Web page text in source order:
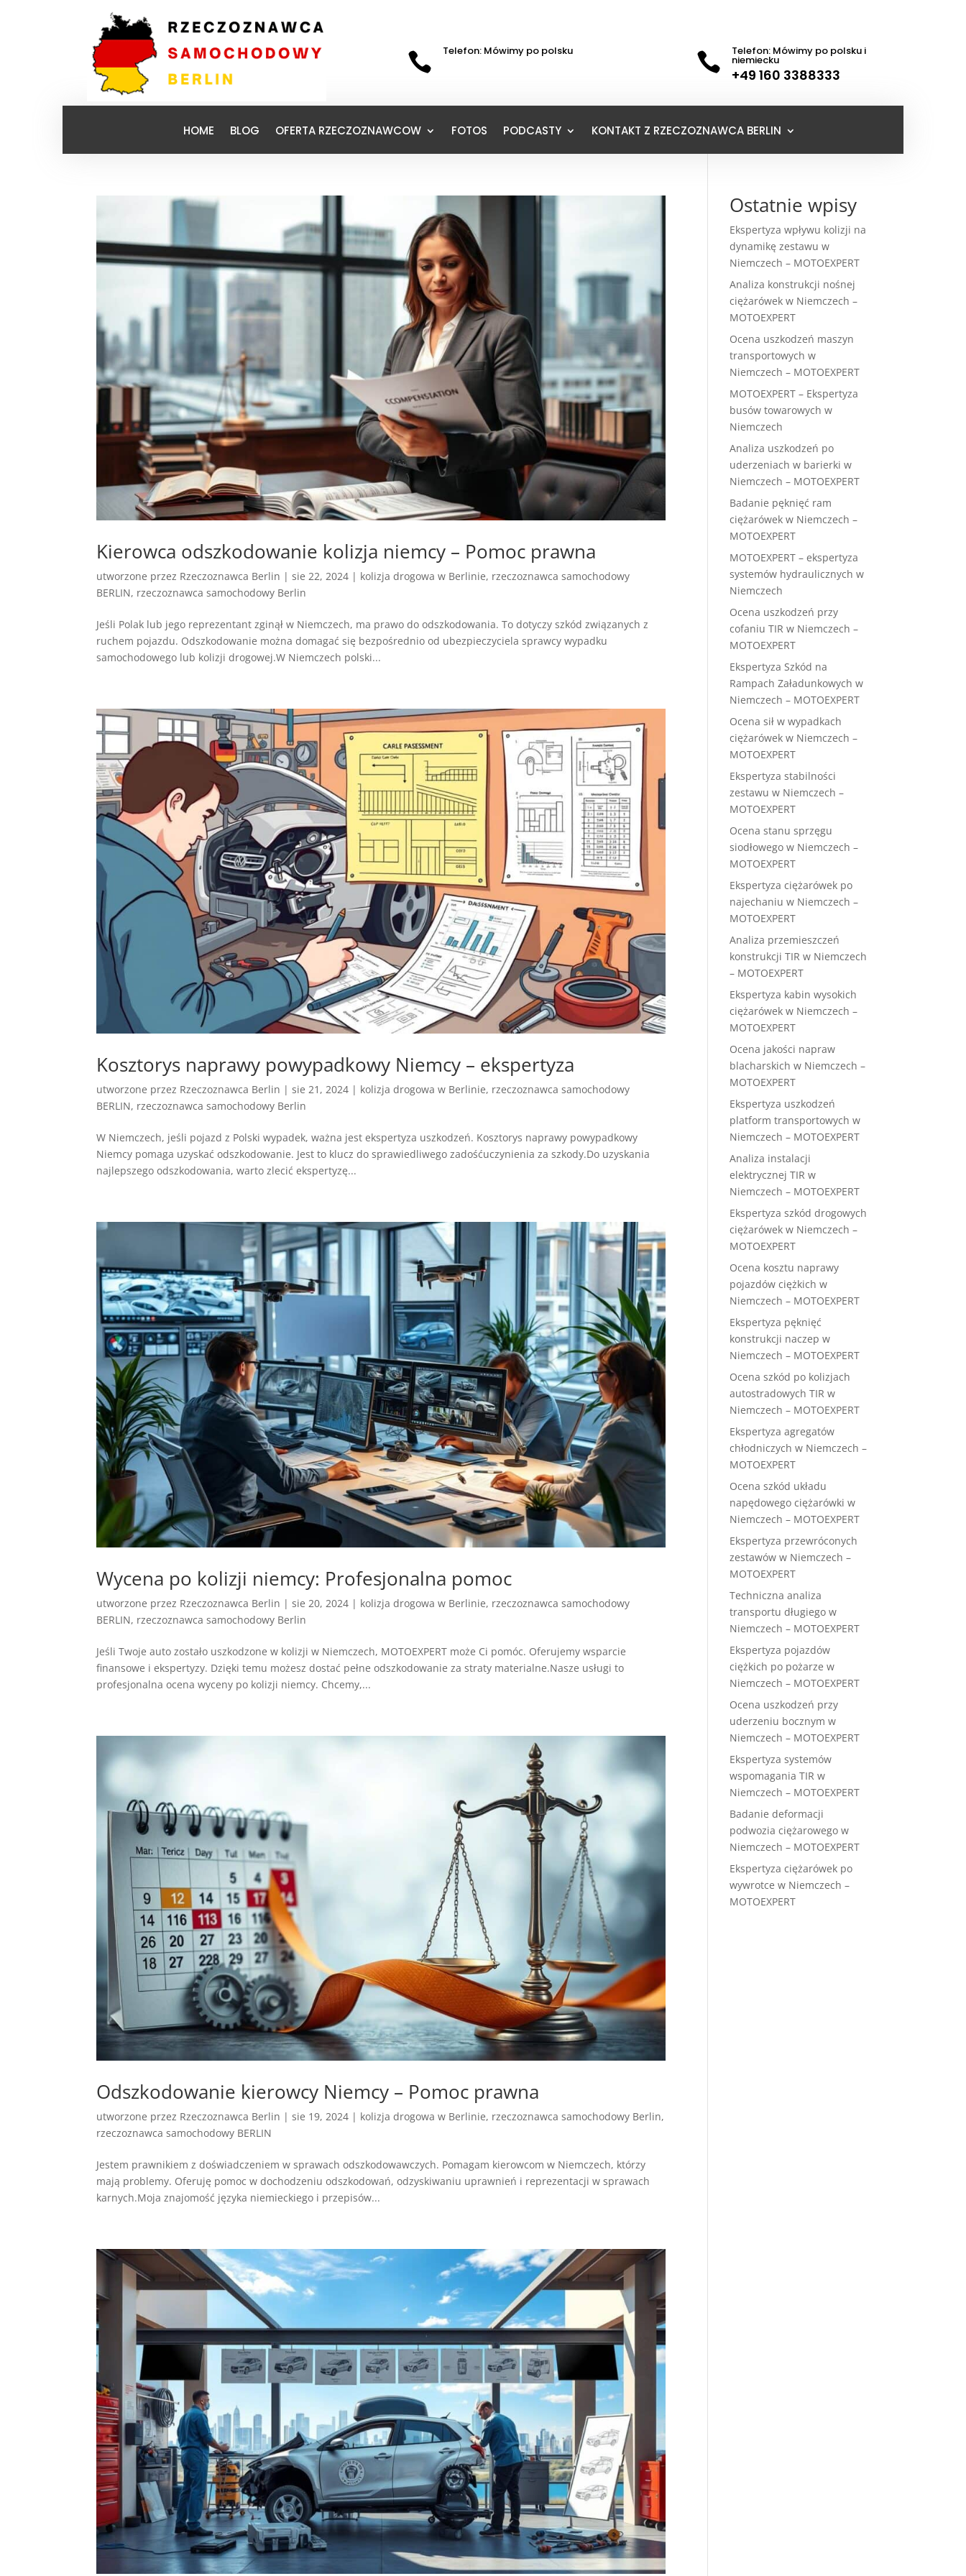
 Telefon: Mówimy po polsku  Telefon: Mówimy po polsku i
niemiecku
+49 160 3388333
HOME BLOG OFERTA RZECZOZNAWCOW FOTOS PODCASTY KONTAKT Z RZECZOZNAWCA BERLIN
Kierowca odszkodowanie kolizja niemcy – Pomoc prawna
utworzone przez Rzeczoznawca Berlin |sie 22, 2024 | kolizja drogowa w Berlinie, rzeczoznawca samochodowy
BERLIN, rzeczoznawca samochodowy Berlin
Jeśli Polak lub jego reprezentant zginął w Niemczech, ma prawo do odszkodowania. To dotyczy szkód związanych z
ruchem pojazdu. Odszkodowanie można domagać się bezpośrednio od ubezpieczyciela sprawcy wypadku
samochodowego lub kolizji drogowej.W Niemczech polski...
Kosztorys naprawy powypadkowy Niemcy – ekspertyza
utworzone przez Rzeczoznawca Berlin |sie 21, 2024 | kolizja drogowa w Berlinie, rzeczoznawca samochodowy
BERLIN, rzeczoznawca samochodowy Berlin
W Niemczech, jeśli pojazd z Polski wypadek, ważna jest ekspertyza uszkodzeń. Kosztorys naprawy powypadkowy
Niemcy pomaga uzyskać odszkodowanie. Jest to klucz do sprawiedliwego zadośćuczynienia za szkody.Do uzyskania
najlepszego odszkodowania, warto zlecić ekspertyzę...
Wycena po kolizji niemcy: Profesjonalna pomoc
utworzone przez Rzeczoznawca Berlin |sie 20, 2024 | kolizja drogowa w Berlinie, rzeczoznawca samochodowy
BERLIN, rzeczoznawca samochodowy Berlin
Jeśli Twoje auto zostało uszkodzone w kolizji w Niemczech, MOTOEXPERT może Ci pomóc. Oferujemy wsparcie
finansowe i ekspertyzy. Dzięki temu możesz dostać pełne odszkodowanie za straty materialne.Nasze usługi to
profesjonalna ocena wyceny po kolizji niemcy. Chcemy,...
Odszkodowanie kierowcy Niemcy – Pomoc prawna
utworzone przez Rzeczoznawca Berlin |sie 19, 2024 | kolizja drogowa w Berlinie, rzeczoznawca samochodowy Berlin,
rzeczoznawca samochodowy BERLIN
Jestem prawnikiem z doświadczeniem w sprawach odszkodowawczych. Pomagam kierowcom w Niemczech, którzy
mają problemy. Oferuję pomoc w dochodzeniu odszkodowań, odzyskiwaniu uprawnień i reprezentacji w sprawach
karnych.Moja znajomość języka niemieckiego i przepisów...
Ostatnie wpisy
Ekspertyza wpływu kolizji na
dynamikę zestawu w
Niemczech – MOTOEXPERT
Analiza konstrukcji nośnej
ciężarówek w Niemczech –
MOTOEXPERT
Ocena uszkodzeń maszyn
transportowych w
Niemczech – MOTOEXPERT
MOTOEXPERT – Ekspertyza
busów towarowych w
Niemczech
Analiza uszkodzeń po
uderzeniach w barierki w
Niemczech – MOTOEXPERT
Badanie pęknięć ram
ciężarówek w Niemczech –
MOTOEXPERT
MOTOEXPERT – ekspertyza
systemów hydraulicznych w
Niemczech
Ocena uszkodzeń przy
cofaniu TIR w Niemczech –
MOTOEXPERT
Ekspertyza Szkód na
Rampach Załadunkowych w
Niemczech – MOTOEXPERT
Ocena sił w wypadkach
ciężarówek w Niemczech –
MOTOEXPERT
Ekspertyza stabilności
zestawu w Niemczech –
MOTOEXPERT
Ocena stanu sprzęgu
siodłowego w Niemczech –
MOTOEXPERT
Ekspertyza ciężarówek po
najechaniu w Niemczech –
MOTOEXPERT
Analiza przemieszczeń
konstrukcji TIR w Niemczech
– MOTOEXPERT
Ekspertyza kabin wysokich
ciężarówek w Niemczech –
MOTOEXPERT
Ocena jakości napraw
blacharskich w Niemczech –
MOTOEXPERT
Ekspertyza uszkodzeń
platform transportowych w
Niemczech – MOTOEXPERT
Analiza instalacji
elektrycznej TIR w
Niemczech – MOTOEXPERT
Ekspertyza szkód drogowych
ciężarówek w Niemczech –
MOTOEXPERT
Ocena kosztu naprawy
pojazdów ciężkich w
Niemczech – MOTOEXPERT
Ekspertyza pęknięć
konstrukcji naczep w
Niemczech – MOTOEXPERT
Ocena szkód po kolizjach
autostradowych TIR w
Niemczech – MOTOEXPERT
Ekspertyza agregatów
chłodniczych w Niemczech –
MOTOEXPERT
Ocena szkód układu
napędowego ciężarówki w
Niemczech – MOTOEXPERT
Ekspertyza przewróconych
zestawów w Niemczech –
MOTOEXPERT
Techniczna analiza
transportu długiego w
Niemczech – MOTOEXPERT
Ekspertyza pojazdów
ciężkich po pożarze w
Niemczech – MOTOEXPERT
Ocena uszkodzeń przy
uderzeniu bocznym w
Niemczech – MOTOEXPERT
Ekspertyza systemów
wspomagania TIR w
Niemczech – MOTOEXPERT
Badanie deformacji
podwozia ciężarowego w
Niemczech – MOTOEXPERT
Ekspertyza ciężarówek po
wywrotce w Niemczech –
MOTOEXPERT